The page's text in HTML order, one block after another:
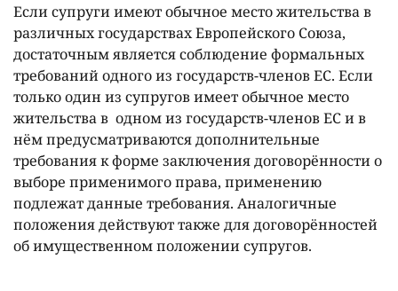
Если супруги имеют обычное место жительства в
различных государствах Европейского Союза,
достаточным является соблюдение формальных
требований одного из государств-членов ЕС. Если
только один из супругов имеет обычное место
жительства в одном из государств-членов ЕС и в
нём предусматриваются дополнительные
требования к форме заключения договорённости о
выборе применимого права, применению
подлежат данные требования. Аналогичные
положения действуют также для договорённостей
об имущественном положении супругов.